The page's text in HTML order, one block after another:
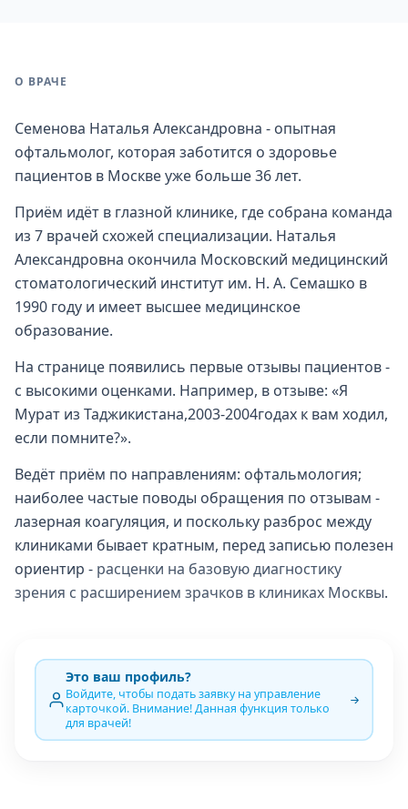
О ВРАЧЕ
Семенова Наталья Александровна - опытная
офтальмолог, которая заботится о здоровье
пациентов в Москве уже больше 36 лет.
Приём идёт в глазной клинике, где собрана команда
из 7 врачей схожей специализации. Наталья
Александровна окончила Московский медицинский
стоматологический институт им. Н. А. Семашко в
1990 году и имеет высшее медицинское
образование.
На странице появились первые отзывы пациентов -
с высокими оценками. Например, в отзыве: «Я
Мурат из Таджикистана,2003-2004годах к вам ходил,
если помните?».
Ведёт приём по направлениям: офтальмология;
наиболее частые поводы обращения по отзывам -
лазерная коагуляция, и поскольку разброс между
клиниками бывает кратным, перед записью полезен
ориентир - расценки на базовую диагностику
зрения с расширением зрачков в клиниках Москвы.
Это ваш профиль?
Войдите, чтобы подать заявку на управление
карточкой. Внимание! Данная функция только
для врачей!